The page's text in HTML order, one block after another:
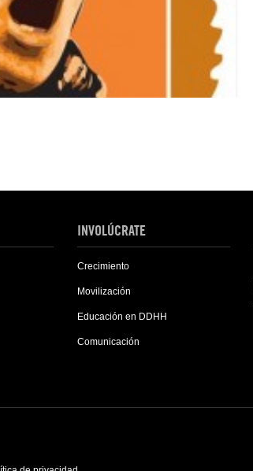
INVOLÚCRATE
Crecimiento
Movilización
Educación en DDHH
Comunicación